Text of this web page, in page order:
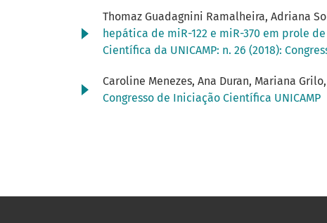
Thomaz Guadagnini Ramalheira, Adriana
hepática de miR-122 e miR-370 em prole
Científica da UNICAMP: n. 26 (2018):
Caroline Menezes, Ana Duran, Mariana Grilo,
Congresso de Iniciação Científica UNICAMP